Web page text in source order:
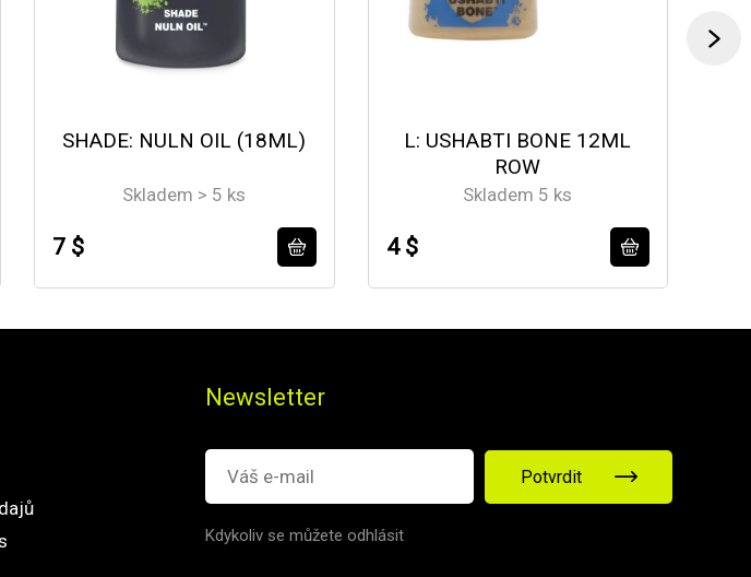
SHADE: NULN OIL (18ML)
Skladem > 5 ks
7 $
L: USHABTI BONE 12ML
ROW
Skladem 5 ks
4 $
Newsletter
Potvrdit
Kdykoliv se můžete odhlásit